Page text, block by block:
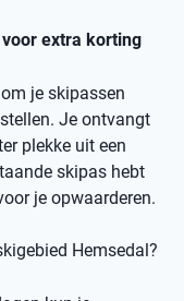
voor extra korting
je skipassen
Je ontvangt
plekke uit een
skipas hebt
je opwaarderen.
Hemsedal ?